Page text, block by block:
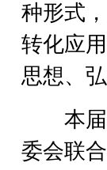
种形式
转化应
思想、
本届
委会联